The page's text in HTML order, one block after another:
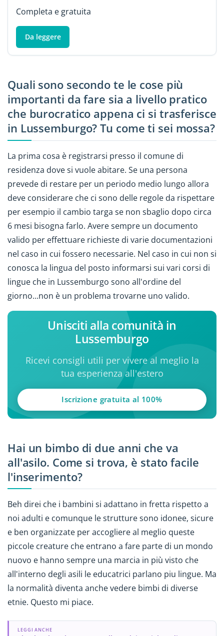
Completa e gratuita
Da leggere
Quali sono secondo te le cose più
importanti da fare sia a livello pratico
che burocratico appena ci si trasferisce
in Lussemburgo? Tu come ti sei mossa?
La prima cosa è registrarsi presso il comune di
residenza dove si vuole abitare. Se una persona
prevede di restare per un periodo medio lungo allora
deve considerare che ci sono delle regole da rispettare
per esempio il cambio targa se non sbaglio dopo circa
6 mesi bisogna farlo. Avere sempre un documento
valido per effettuare richieste di varie documentazioni
nel caso in cui fossero necessarie. Nel caso in cui non si
conosca la lingua del posto informarsi sui vari corsi di
lingue che in Lussemburgo sono all'ordine del
giorno...non è un problema trovarne uno valido.
Unisciti alla comunità in
Lussemburgo
Ricevi consigli utili per vivere al meglio la
tua esperienza all'estero
Iscrizione gratuita al 100%
Hai un bimbo di due anni che va
all'asilo. Come si trova, è stato facile
l'inserimento?
Beh direi che i bambini si adattano in fretta rispetto a
noi adulti e comunque le strutture sono idonee, sicure
e ben organizzate per accogliere al meglio queste
piccole creature che entrano a fare parte di un mondo
nuovo e hanno sempre una marcia in più visto che
all'interno degli asili le educatrici parlano piu lingue. Ma
la normalità diventa anche vedere bimbi di diverse
etnie. Questo mi piace.
LEGGI ANCHE